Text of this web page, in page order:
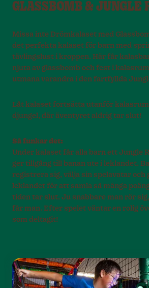
GLASSBOMB & JUNGLE
Missa inte Drömkalaset med
det perfekta kalaset för barn med
tävlingslust i kroppen. Här får
njuta av glassbomb och fest i
utmana varandra i den fartfyllda
Låt kalaset fortsätta utanför
djungel, där äventyret aldrig tar slut!
Så funkar det:
Under kalaset får alla barn ett Jungle
ger tillgång till banan ute i leklandet.
registrera sig, välja sin spelavatar och
leklandet för att samla så många
tiden tar slut. Ju snabbare man rör
får man. Efter spelet väntar en rolig
som deltagit!